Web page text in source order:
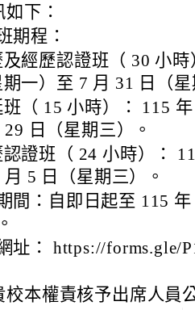
下：
期程：
及經歷認證班（ 30 小
期一）至 7 月 31 日（
班（ 15 小時）： 115
29 日（星期三）。
認證班（ 24 小時）：
月 5 日（星期三）。
間：自即日起至 115
址： https://forms.gle/
校本權責核予出席人員